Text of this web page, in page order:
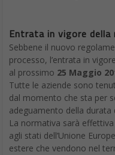
Entrata in vigore
Sebbene il nuovo
processo, l’entrata in
al prossimo 25 Maggio
Tutte le aziende sono
dal momento che sta per
adeguamento della durata
La normativa sarà
agli stati dell’Unione
estere che vendono nel